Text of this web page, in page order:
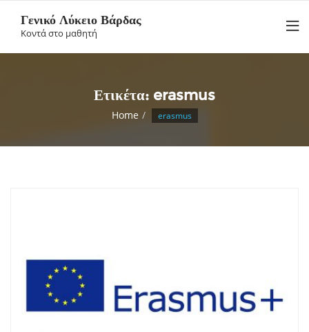
content
Γενικό Λύκειο Βάρδας
Κοντά στο μαθητή
Ετικέτα: erasmus
Home erasmus